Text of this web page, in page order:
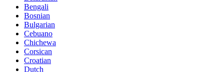
Bengali
Bosnian
Bulgarian
Cebuano
Chichewa
Corsican
Croatian
Dutch